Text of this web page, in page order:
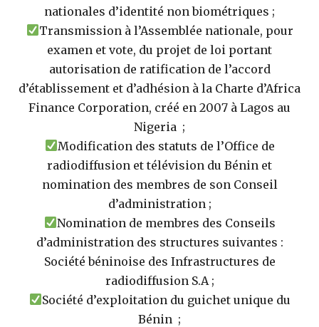
nationales d’identité non biométriques ;
Transmission à l’Assemblée nationale, pour
examen et vote, du projet de loi portant
autorisation de ratification de l’accord
d’établissement et d’adhésion à la Charte d’Africa
Finance Corporation, créé en 2007 à Lagos au
Nigeria ;
Modification des statuts de l’Office de
radiodiffusion et télévision du Bénin et
nomination des membres de son Conseil
d’administration ;
Nomination de membres des Conseils
d’administration des structures suivantes :
Société béninoise des Infrastructures de
radiodiffusion S.A ;
Société d’exploitation du guichet unique du
Bénin ;